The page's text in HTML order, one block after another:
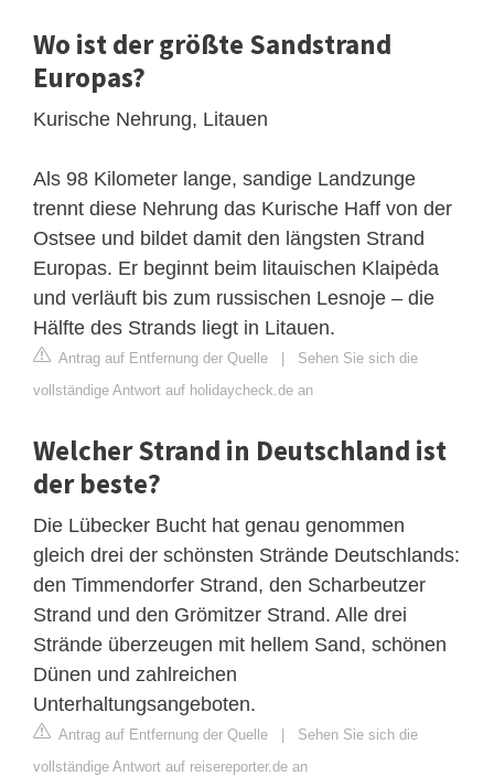
Wo ist der größte Sandstrand
Europas?
Kurische Nehrung, Litauen
Als 98 Kilometer lange, sandige Landzunge
trennt diese Nehrung das Kurische Haff von der
Ostsee und bildet damit den längsten Strand
Europas. Er beginnt beim litauischen Klaipėda
und verläuft bis zum russischen Lesnoje – die
Hälfte des Strands liegt in Litauen.
Antrag auf Entfernung der Quelle | Sehen Sie sich die
vollständige Antwort auf holidaycheck.de an
Welcher Strand in Deutschland ist
der beste?
Die Lübecker Bucht hat genau genommen
gleich drei der schönsten Strände Deutschlands:
den Timmendorfer Strand, den Scharbeutzer
Strand und den Grömitzer Strand. Alle drei
Strände überzeugen mit hellem Sand, schönen
Dünen und zahlreichen
Unterhaltungsangeboten.
Antrag auf Entfernung der Quelle | Sehen Sie sich die
vollständige Antwort auf reisereporter.de an